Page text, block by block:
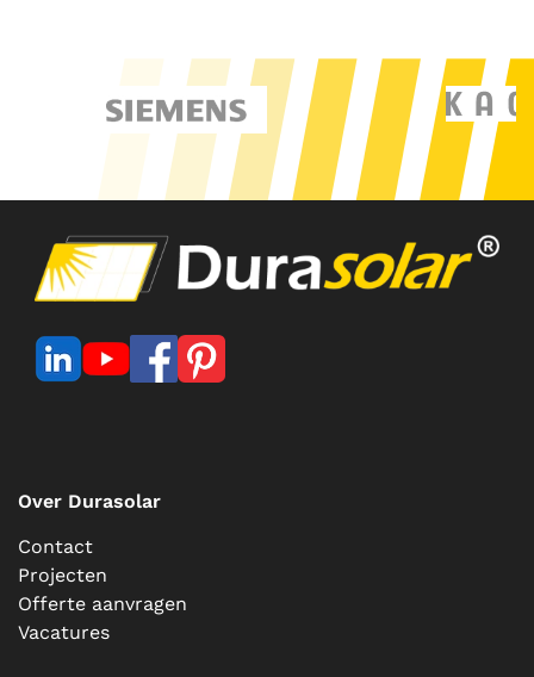
Over Durasolar
Contact
Projecten
Offerte aanvragen
Vacatures